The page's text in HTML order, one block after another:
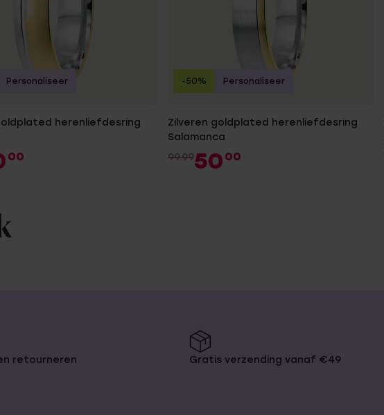
herenliefdesring
00
Personaliseer
Zilveren goldplated herenliefdesring
Salamanca
99.9950 00
-50% Personaliseer
retourneren Gratis verzending vanaf €49